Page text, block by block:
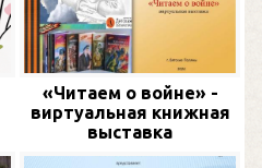
«Читаем о войне» -
виртуальная книжная
выставка